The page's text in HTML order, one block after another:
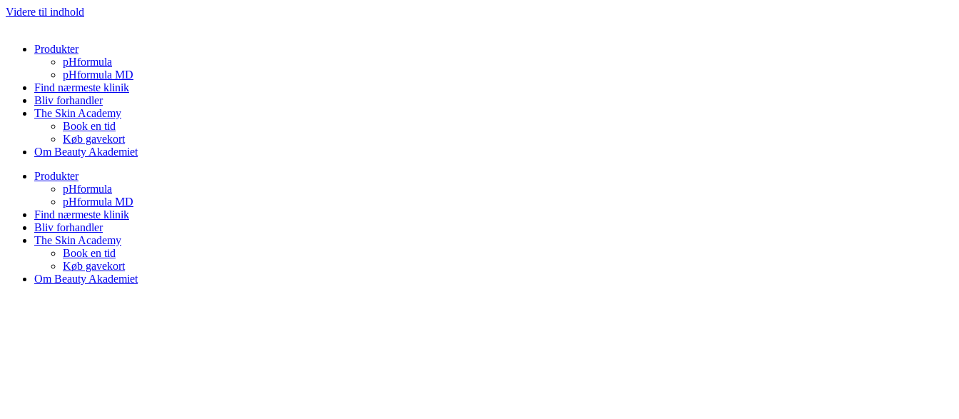
Videre til indhold
Produkter
pHformula
pHformula MD
Find nærmeste klinik
Bliv forhandler
The Skin Academy
Book en tid
Køb gavekort
Om Beauty Akademiet
Produkter
pHformula
pHformula MD
Find nærmeste klinik
Bliv forhandler
The Skin Academy
Book en tid
Køb gavekort
Om Beauty Akademiet